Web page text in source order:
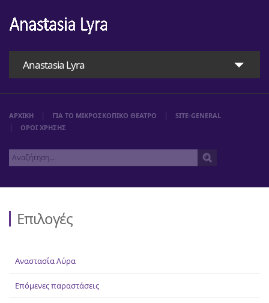
Anastasia Lyra
Αρχική
Αναστασία Λύρα
Επικοινωνία
ΑΡΧΙΚΗ ΓΙΑ ΤΟ ΜΙΚΡΟΣΚΟΠΙΚΟ ΘΕΑΤΡΟ
SITE-GENERAL
ΟΡΟΙ ΧΡΗΣΗΣ
Επιλογές
Αναστασία Λύρα
Επόμενες παραστάσεις